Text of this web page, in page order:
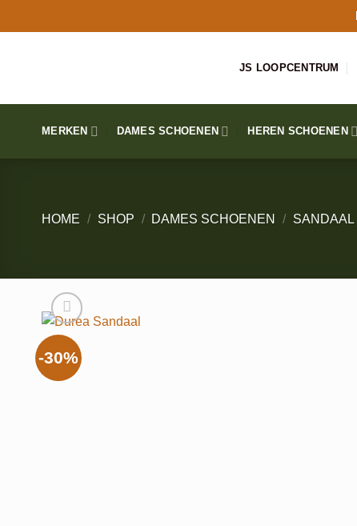
naar
JS LOOPCENTRUM
MERKEN DAMES SCHOENEN HEREN SCHOENEN
HOME / SHOP / DAMES SCHOENEN / SANDAAL
-30%